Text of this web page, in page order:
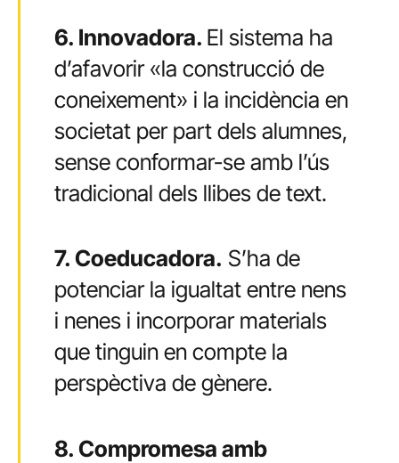
6. Innovadora. El sistema ha
d’afavorir «la construcció de
coneixement» i la incidència en
societat per part dels alumnes,
sense conformar-se amb l’ús
tradicional dels llibes de text.
7. Coeducadora. S’ha de
potenciar la igualtat entre nens
i nenes i incorporar materials
que tinguin en compte la
perspèctiva de gènere.
8. Compromesa amb